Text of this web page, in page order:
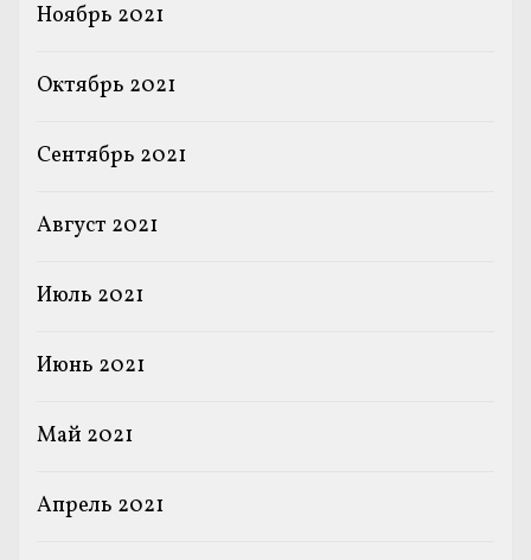
Ноябрь 2021
Октябрь 2021
Сентябрь 2021
Август 2021
Июль 2021
Июнь 2021
Май 2021
Апрель 2021